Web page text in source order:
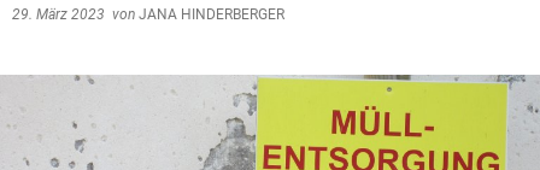
29. März 2023 von JANA HINDERBERGER